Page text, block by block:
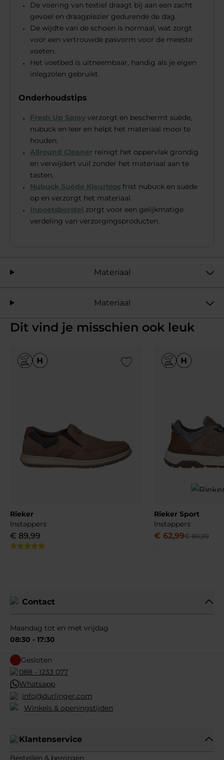
De voering van textiel draagt bij aan een zacht
gevoel en draagplezier gedurende de dag.
De wijdte van de schoen is normaal, wat zorgt
voor een vertrouwde pasvorm voor de meeste
voeten.
Het voetbed is uitneembaar, handig als je eigen
inlegzolen gebruikt.
Onderhoudstips
Fresh Up Spray verzorgt en beschermt suède,
nubuck en leer en helpt het materiaal mooi te
houden.
Allround Cleaner reinigt het oppervlak grondig
en verwijdert vuil zonder het materiaal aan te
tasten.
Nubuck Suède Kleurloos frist nubuck en suède
op en verzorgt het materiaal.
Inpoetsborstel zorgt voor een gelijkmatige
verdeling van verzorgingsproducten.
Materiaal
Materiaal
Dit vind je misschien ook leuk
Add to Wishlist
Rieker
Instappers
€ 89,99
Rieker Sport
Instappers
€ 62,99€ 89,99
Contact
Maandag tot en met vrijdag
08:30 - 17:30
Gesloten
088 - 1233 077
Whatsapp
info@durlinger.com
Winkels & openingstijden
Klantenservice
Bestellen & bezorgen